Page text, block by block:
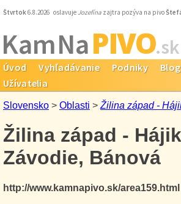
Štvrtok6.8.2026 oslavuje Jozefína zajtra pozýva na pivo
Kam NaPIVO.sk
Úvod Vyhľadávanie Podniky Blog
Užívatelia
Slovensko > Oblasti > Žilina západ -
Žilina západ -
Závodie, Bánová
http://www.kamnapivo.sk/area159.html